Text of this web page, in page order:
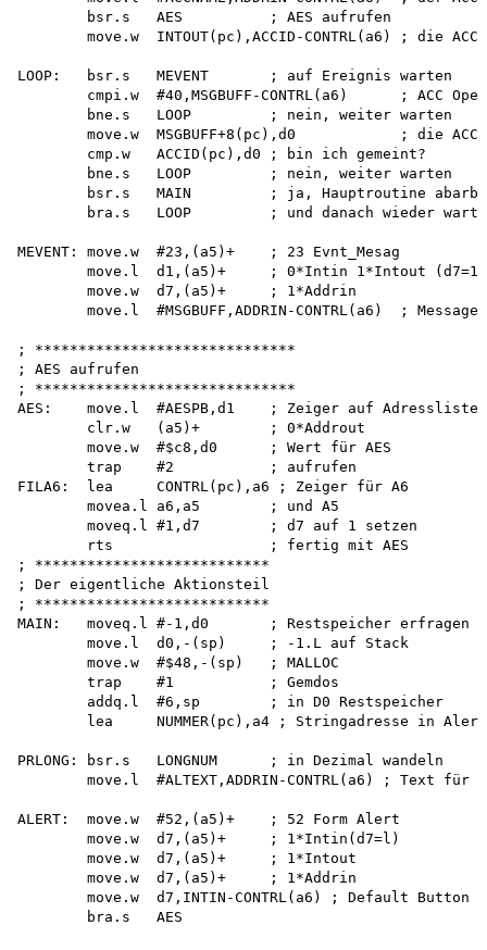
        bsr.s   AES          ; AES aufrufen
move.w  INTOUT(pc),ACCID-CONTRL(a6) ; die
LOOP:   bsr.s   MEVENT       ; auf Ereignis warten
cmpi.w  #40,MSGBUFF-CONTRL(a6)      ; ACC
        bne.s   LOOP         ; nein, weiter warten
move.w  MSGBUFF+8(pc),d0            ; die
        cmp.w   ACCID(pc),d0 ; bin ich gemeint?
        bne.s   LOOP         ; nein, weiter warten
bsr.s   MAIN         ; ja, Hauptroutine
bra.s   LOOP         ; und danach wieder
MEVENT: move.w  #23,(a5)+    ; 23 Evnt_Mesag
        move.l  d1,(a5)+     ; 0*Intin 1*Intout (d7=1)
        move.w  d7,(a5)+     ; 1*Addrin
move.l  #MSGBUFF,ADDRIN-CONTRL(a6)  ;
; ******************************
; AES aufrufen
; ******************************
AES:    move.l  #AESPB,d1    ; Zeiger auf Adressliste
        clr.w   (a5)+        ; 0*Addrout
        move.w  #$c8,d0      ; Wert für AES
        trap    #2           ; aufrufen
FILA6:  lea     CONTRL(pc),a6 ; Zeiger für A6
        movea.l a6,a5        ; und A5
        moveq.l #1,d7        ; d7 auf 1 setzen
        rts                  ; fertig mit AES
; ***************************
; Der eigentliche Aktionsteil
; ***************************
MAIN:   moveq.l #-1,d0       ; Restspeicher erfragen
        move.l  d0,-(sp)     ; -1.L auf Stack
        move.w  #$48,-(sp)   ; MALLOC
        trap    #1           ; Gemdos
        addq.l  #6,sp        ; in D0 Restspeicher
        lea     NUMMER(pc),a4 ; Stringadresse in Alert
PRLONG: bsr.s   LONGNUM      ; in Dezimal wandeln
move.l  #ALTEXT,ADDRIN-CONTRL(a6) ; Text für
ALERT:  move.w  #52,(a5)+    ; 52 Form Alert
        move.w  d7,(a5)+     ; 1*Intin(d7=l)
        move.w  d7,(a5)+     ; 1*Intout
        move.w  d7,(a5)+     ; 1*Addrin
move.w  d7,INTIN-CONTRL(a6) ; Default Button
        bra.s   AES